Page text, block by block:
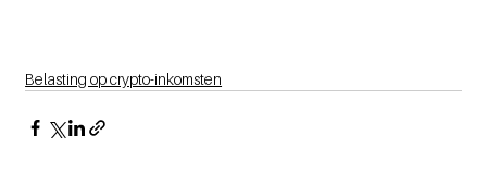
Belasting op crypto-inkomsten